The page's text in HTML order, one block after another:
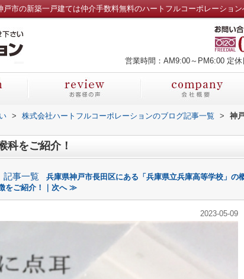
市の新築一戸建ては仲介手数料無料のハートフルコーポレーション
営業時間：AM9:00～PM6:00 定
> 株式会社ハートフルコーポレーションのブログ記事一覧 >
神
科をご紹介！
記事一覧
兵庫県神戸市長田区にある「兵庫県立兵庫高等学校」の
をご紹介！｜次へ ≫
2023-05-09